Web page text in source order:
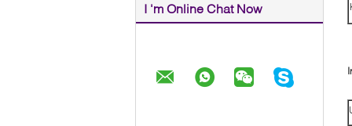
I 'm Online Chat Now